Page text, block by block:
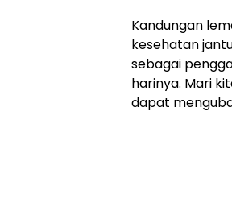
Kandungan
kesehatan
sebagai
harinya. Mari
dapat